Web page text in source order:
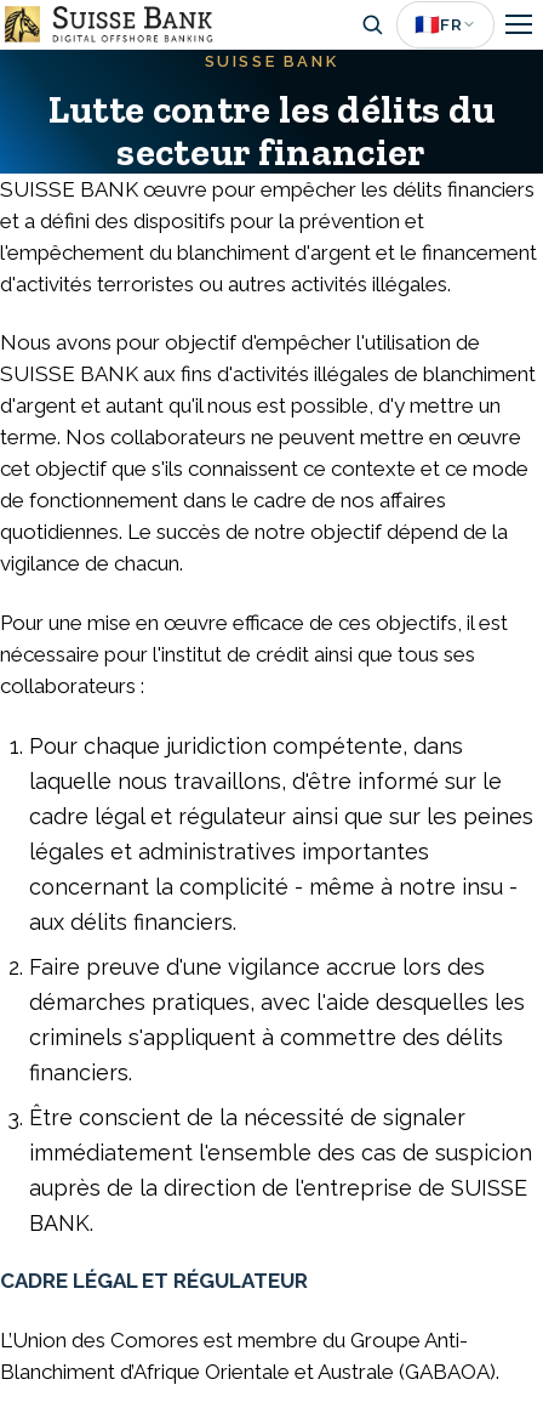
Aller
au
principal
🇫🇷FR
SUISSE BANK
Lutte contre les délits du
secteur financier
SUISSE BANK œuvre pour empêcher les délits financiers
et a défini des dispositifs pour la prévention et
l'empêchement du blanchiment d'argent et le financement
d'activités terroristes ou autres activités illégales.
Nous avons pour objectif d'empêcher l'utilisation de
SUISSE BANK aux fins d'activités illégales de blanchiment
d'argent et autant qu'il nous est possible, d'y mettre un
terme. Nos collaborateurs ne peuvent mettre en œuvre
cet objectif que s'ils connaissent ce contexte et ce mode
de fonctionnement dans le cadre de nos affaires
quotidiennes. Le succès de notre objectif dépend de la
vigilance de chacun.
Pour une mise en œuvre efficace de ces objectifs, il est
nécessaire pour l'institut de crédit ainsi que tous ses
collaborateurs :
Pour chaque juridiction compétente, dans
laquelle nous travaillons, d'être informé sur le
cadre légal et régulateur ainsi que sur les peines
légales et administratives importantes
concernant la complicité - même à notre insu -
aux délits financiers.
Faire preuve d'une vigilance accrue lors des
démarches pratiques, avec l'aide desquelles les
criminels s'appliquent à commettre des délits
financiers.
Être conscient de la nécessité de signaler
immédiatement l'ensemble des cas de suspicion
auprès de la direction de l'entreprise de SUISSE
BANK.
CADRE LÉGAL ET RÉGULATEUR
L’Union des Comores est membre du Groupe Anti-
Blanchiment d’Afrique Orientale et Australe (GABAOA).